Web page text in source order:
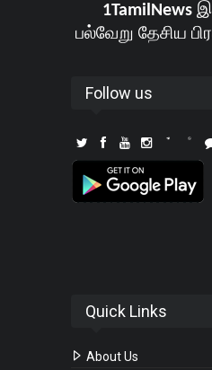
1TamilNews
பல்வேறு தேசிய
Follow us
Quick Links
About Us